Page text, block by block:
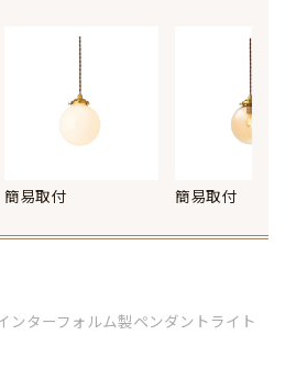
簡易取付 簡易取付
ンターフォルム製ペンダントライト